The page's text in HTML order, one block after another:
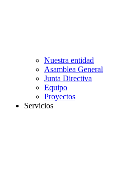
Nuestra entidad
Asamblea General
Junta Directiva
Equipo
Proyectos
Servicios